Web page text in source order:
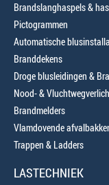
Brandslanghaspels &
Pictogrammen
Automatische
Branddekens
Droge blusleidingen &
Nood- &
Brandmelders
Vlamdovende
Trappen & Ladders
LASTECHNIEK